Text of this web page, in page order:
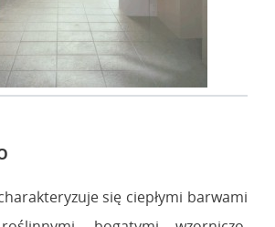
się ciepłymi barwami